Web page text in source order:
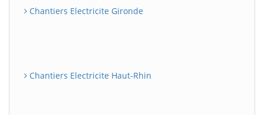
Chantiers Electricite Gironde
Chantiers Electricite Haut-Rhin